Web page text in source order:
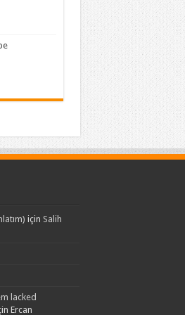
için Salih
lacked
Ercan